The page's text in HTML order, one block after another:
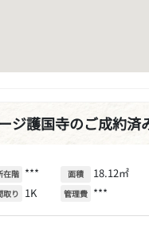
ジ護国寺のご成約済
在階 ***
取り 1K
面積 18.12㎡
管理費 ***